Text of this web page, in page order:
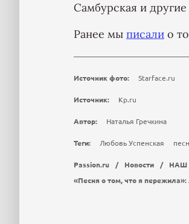
Самбурская и
Ранее мы писали о
Источник фото: Starface.ru
Источник: Kp.ru
Автор: Наталья Гречкина
Теги: Любовь Успенская
Passion.ru / Новости / НАШ
«Песня о том, что я